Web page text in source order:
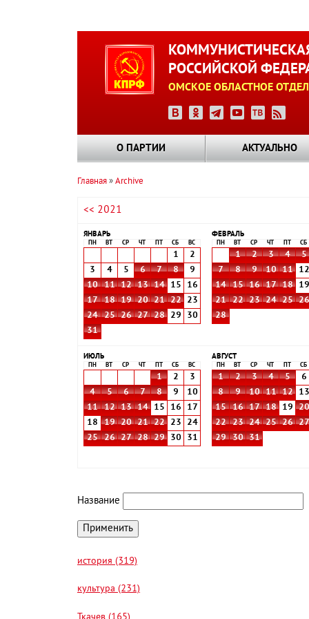
РОССИЙСКОЙ
ОМСКОЕ ОБЛАСТНОЕ
О ПАРТИИ АКТУАЛЬНО
навигации
Главная Archive
<< 2021
ЯНВАРЬ
ПН ВТ СР ЧТ СБ ВС
1
2
3
4 5 6 7 8
9
10
11 12 13 14 15
16
17
18 19 20 21 22
23
24
25 26 27 28 29
30
31
ФЕВРАЛЬ
ПН ВТ СР ЧТ СБ
1 2 3 4 5
7
8 9 10 11 12
14
15 16 17 18 19
21
22 23 24 25 26
28
ИЮЛЬ
ПН ВТ СР ЧТ СБ ВС
1 2
3
4
5 6 7 8 9
10
11
12 13 14 15 16
17
18
19 20 21 22 23
24
25
26 27 28 29 30 31
АВГУСТ
ПН ВТ СР ЧТ СБ
1 2 3 4 5 6
8
9 10 11 12 13
15
16 17 18 19 20
22
23 24 25 26 27
29
30 31
Название
история (319)
культура (231)
Ткачев (165)